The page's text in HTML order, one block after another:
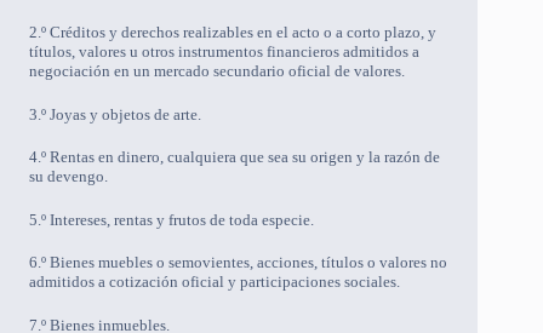
2.º Créditos y derechos realizables en el acto o a corto plazo, y
títulos, valores u otros instrumentos financieros admitidos a
negociación en un mercado secundario oficial de valores.
3.º Joyas y objetos de arte.
4.º Rentas en dinero, cualquiera que sea su origen y la razón de
su devengo.
5.º Intereses, rentas y frutos de toda especie.
6.º Bienes muebles o semovientes, acciones, títulos o valores no
admitidos a cotización oficial y participaciones sociales.
7.º Bienes inmuebles.